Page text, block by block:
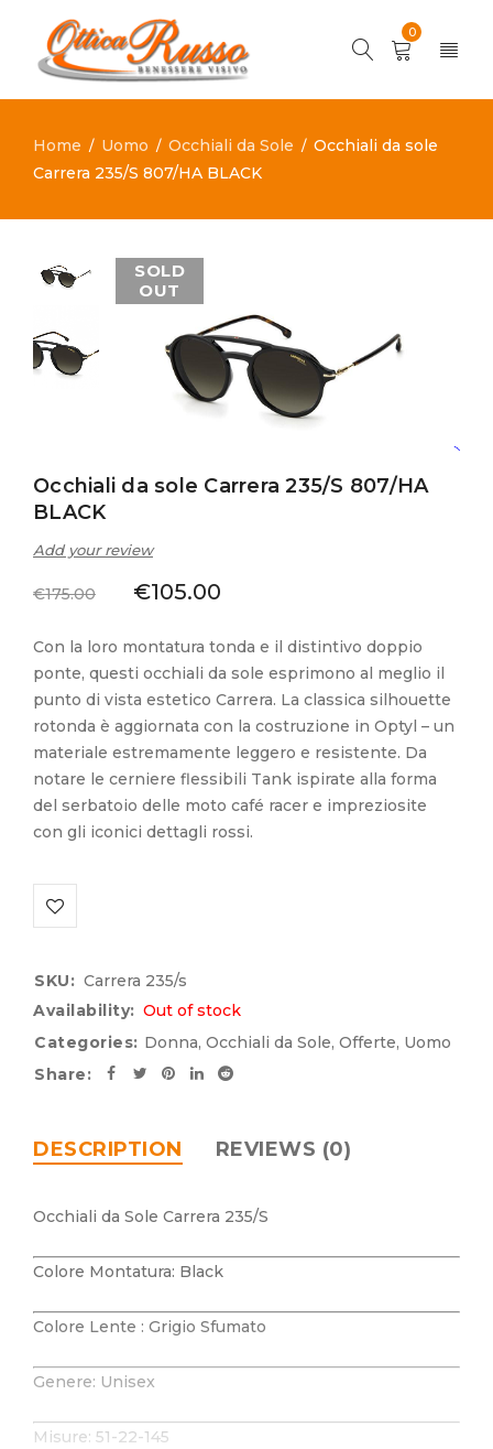
0
Home / Uomo / Occhiali da Sole / Occhiali da sole
Carrera 235/S 807/HA BLACK
SOLD
OUT
Occhiali da sole Carrera 235/S 807/HA
BLACK
Add your review
€175.00 €105.00
Con la loro montatura tonda e il distintivo doppio
ponte, questi occhiali da sole esprimono al meglio il
punto di vista estetico Carrera. La classica silhouette
rotonda è aggiornata con la costruzione in Optyl – un
materiale estremamente leggero e resistente. Da
notare le cerniere flessibili Tank ispirate alla forma
del serbatoio delle moto café racer e impreziosite
con gli iconici dettagli rossi.
SKU: Carrera 235/s
Availability: Out of stock
Categories: Donna, Occhiali da Sole, Offerte, Uomo
Share:
DESCRIPTION REVIEWS (0)
Occhiali da Sole Carrera 235/S
Colore Montatura: Black
Colore Lente : Grigio Sfumato
Genere: Unisex
Misure: 51-22-145